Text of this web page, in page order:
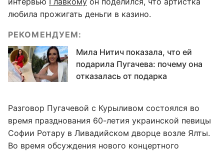
любила прожигать деньги в казино.
РЕКОМЕНДУЕМ:
Мила Нитич показала, что ей
подарила Пугачева: почему она
отказалась от подарка
Разговор Пугачевой с Курыливом состоялся во
время празднования 60-летия украинской певицы
Софии Ротару в Ливадийском дворце возле Ялты.
Во время обсуждения нового концертного